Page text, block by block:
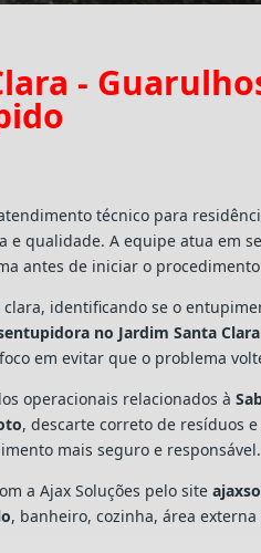
-
técnico para
qualidade. A equipe atua em
antes de iniciar o
identificando se o
no Jardim Santa
em evitar que o problema
operacionais relacionados à
, descarte correto de resíduos
mais seguro e responsável.
a Ajax Soluções pelo site
, banheiro, cozinha, área